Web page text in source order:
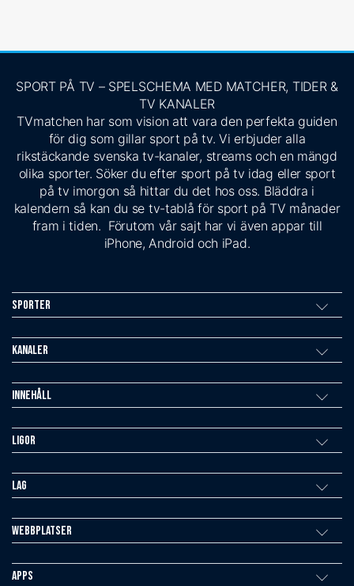
SPORT PÅ TV – SPELSCHEMA MED MATCHER, TIDER &
TV KANALER
TVmatchen har som vision att vara den perfekta guiden
för dig som gillar sport på tv. Vi erbjuder alla
rikstäckande svenska tv-kanaler, streams och en mängd
olika sporter. Söker du efter sport på tv idag eller sport
på tv imorgon så hittar du det hos oss. Bläddra i
kalendern så kan du se tv-tablå för sport på TV månader
fram i tiden. Förutom vår sajt har vi även appar till
iPhone, Android och iPad.
Sporter
Kanaler
Innehåll
Ligor
Lag
Webbplatser
Apps